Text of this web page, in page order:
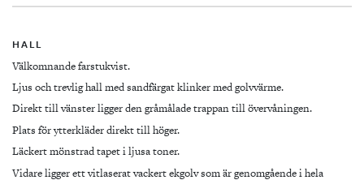
HALL
Välkomnande farstukvist.
Ljus och trevlig hall med sandfärgat klinker med golvvärme.
Direkt till vänster ligger den gråmålade trappan till övervåningen.
Plats för ytterkläder direkt till höger.
Läckert mönstrad tapet i ljusa toner.
Vidare ligger ett vitlaserat vackert ekgolv som är genomgående i hela